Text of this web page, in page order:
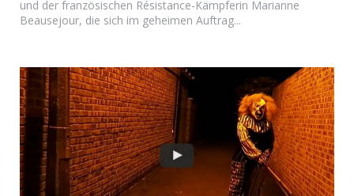
und der französischen Résistance-Kämpferin Marianne
Beausejour, die sich im geheimen Auftrag...